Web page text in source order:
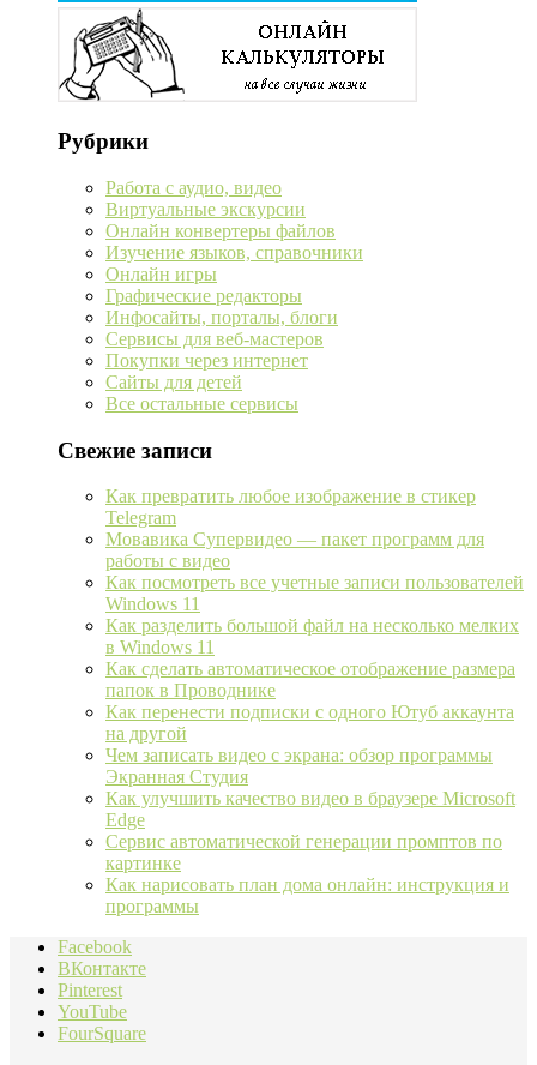
Рубрики
Работа с аудио, видео
Виртуальные экскурсии
Онлайн конвертеры файлов
Изучение языков, справочники
Онлайн игры
Графические редакторы
Инфосайты, порталы, блоги
Сервисы для веб-мастеров
Покупки через интернет
Сайты для детей
Все остальные сервисы
Свежие записи
Как превратить любое изображение в стикер
Telegram
Мовавика Супервидео — пакет программ для
работы с видео
Как посмотреть все учетные записи пользователей
Windows 11
Как разделить большой файл на несколько мелких
в Windows 11
Как сделать автоматическое отображение размера
папок в Проводнике
Как перенести подписки с одного Ютуб аккаунта
на другой
Чем записать видео с экрана: обзор программы
Экранная Студия
Как улучшить качество видео в браузере Microsoft
Edge
Сервис автоматической генерации промптов по
картинке
Как нарисовать план дома онлайн: инструкция и
программы
Facebook
ВКонтакте
Pinterest
YouTube
FourSquare